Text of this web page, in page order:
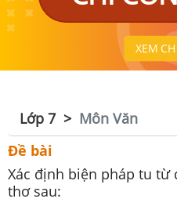
XEM
Lớp 7
Môn Văn
Đề bài
Xác định biện pháp tu
thơ sau: